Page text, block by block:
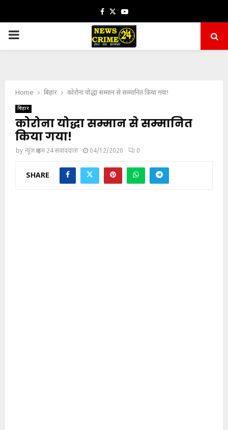
Facebook
TwitterYoutube
PRIMARY
Home बिहार कोरोना योद्धा सम्मान से सम्मानित किया गया!
बिहार
कोरोना योद्धा सम्मान से सम्मानित
किया गया!
byन्यूज़ क्राइम 24 संवाददाता 04/12/2020 0
SHARE